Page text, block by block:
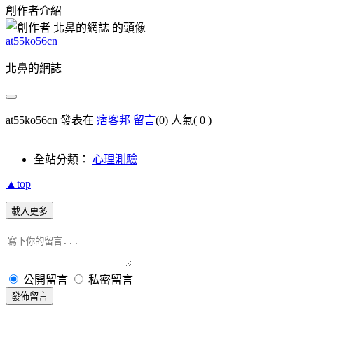
創作者介紹
at55ko56cn
北鼻的網誌
at55ko56cn 發表在 痞客邦 留言(0) 人氣( 0 )
全站分類： 心理測驗
▲top
載入更多
公開留言 私密留言
發佈留言